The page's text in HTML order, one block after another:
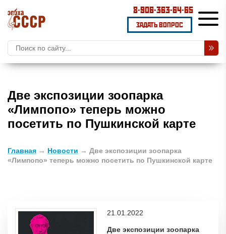
ЗАДАТЬ ВОПРОС
8-906-363-64-65
Две экспозиции зоопарка
«Лимпопо» теперь можно
посетить по Пушкинской карте
Главная → Новости → Две экспозиции зоопарка
«Лимпопо» теперь можно посетить по Пушкинской карте
21.01.2022
Две экспозиции зоопарка